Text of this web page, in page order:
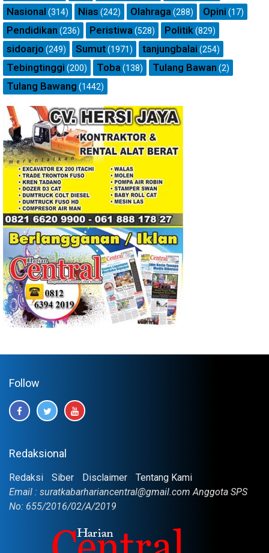
Nasional (314) Nias (242) Olahraga (288) Opini (17)
Pendidikan (236) Peristiwa (528) Politik(829)
sidoarjo (249) Sumut(1971) tanjungbalai (254)
Tebingtinggi (200) Toba (138) Tulang Bawan (2)
Tulang Bawang (1442)
Follow
Redaksional
Redaksi Siber Disclaimer
Tentang Kami
Email : suratkabarhariancentral@gmail.com Anggota SPS
No: 655/2016/02/A/2019